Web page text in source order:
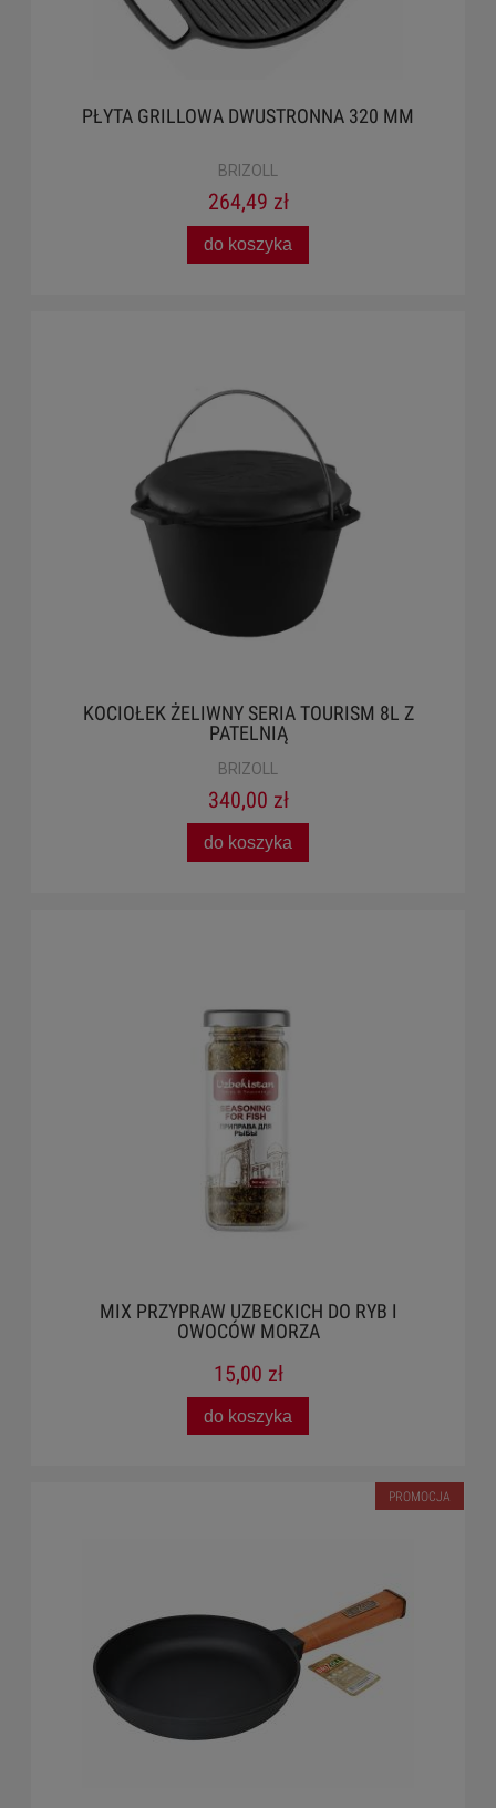
PŁYTA GRILLOWA DWUSTRONNA 320 MM
BRIZOLL
264,49 zł
do koszyka
KOCIOŁEK ŻELIWNY SERIA TOURISM 8L Z
PATELNIĄ
BRIZOLL
340,00 zł
do koszyka
MIX PRZYPRAW UZBECKICH DO RYB I
OWOCÓW MORZA
15,00 zł
do koszyka
PROMOCJA